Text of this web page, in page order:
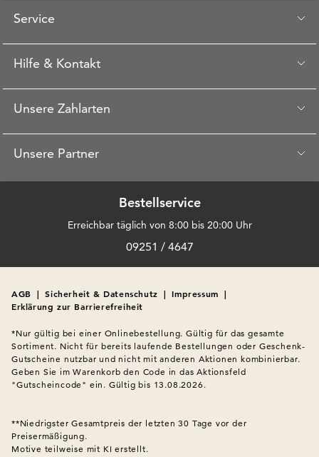
Service
Hilfe & Kontakt
Unsere Zahlarten
Unsere Partner
Bestellservice
Erreichbar täglich von 8:00 bis 20:00 Uhr
09251 / 4647
AGB | Sicherheit & Datenschutz | Impressum |
Erklärung zur Barrierefreiheit
*Nur gültig bei einer Onlinebestellung. Gültig für das gesamte
Sortiment. Nicht für bereits laufende Bestellungen oder Geschenk-
Gutscheine nutzbar und nicht mit anderen Aktionen kombinierbar.
Geben Sie im Warenkorb den Code in das Aktionsfeld
"Gutscheincode" ein. Gültig bis 13.08.2026.
**Niedrigster Gesamtpreis der letzten 30 Tage vor der
Preisermäßigung.
Motive teilweise mit KI erstellt.